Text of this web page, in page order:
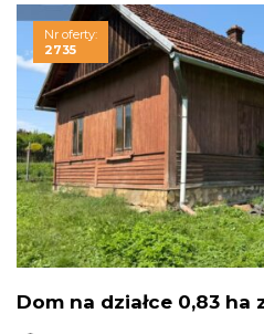
Nr oferty:
2735
Dom na działce 0,83